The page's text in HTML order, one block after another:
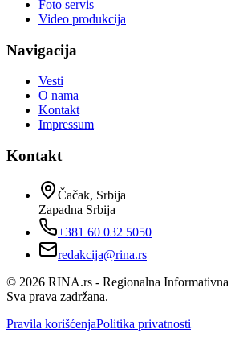
Foto servis
Video produkcija
Navigacija
Vesti
O nama
Kontakt
Impressum
Kontakt
Čačak, Srbija
Zapadna Srbija
+381 60 032 5050
redakcija@rina.rs
© 2026 RINA.rs - Regionalna
Sva prava zadržana.
Pravila korišćenjaPolitika privatnosti